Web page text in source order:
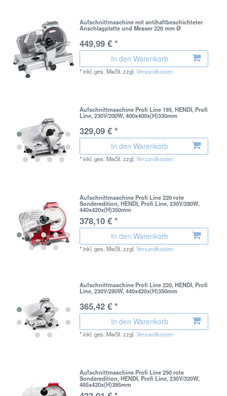
Aufschnittmaschine mit antihaftbeschichteter
Anschlagplatte und Messer 220 mm Ø
449,99 € *
In den Warenkorb
*inkl. ges. MwSt. zzgl.Versandkosten
Aufschnittmaschine Profi Line 195, HENDI, Profi
Line, 230V/200W, 400x400x(H)330mm
329,09 € *
In den Warenkorb
*inkl. ges. MwSt. zzgl.Versandkosten
Aufschnittmaschine Profi Line 220 rote
Sonderedition, HENDI, Profi Line, 230V/280W,
440x420x(H)350mm
378,10 € *
In den Warenkorb
*inkl. ges. MwSt. zzgl.Versandkosten
Aufschnittmaschine Profi Line 220, HENDI, Profi
Line, 230V/280W, 440x420x(H)350mm
365,42 € *
In den Warenkorb
*inkl. ges. MwSt. zzgl.Versandkosten
Aufschnittmaschine Profi Line 250 rote
Sonderedition, HENDI, Profi Line, 230V/320W,
485x420x(H)395mm